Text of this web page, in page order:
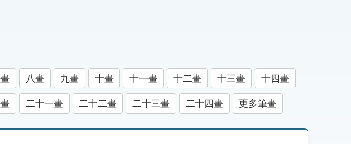
八畫 九畫 十畫 十一畫 十二畫 十三畫 十四畫
二十一畫 二十二畫 二十三畫 二十四畫 更多筆畫